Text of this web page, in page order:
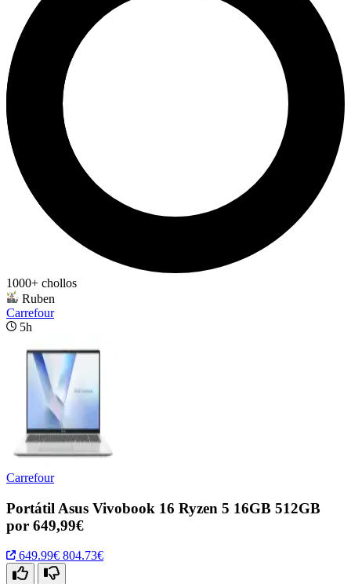
1000+ chollos
Ruben
Carrefour
5h
Carrefour
Portátil Asus Vivobook 16 Ryzen 5 16GB 512GB
por 649,99€
649.99€ 804.73€